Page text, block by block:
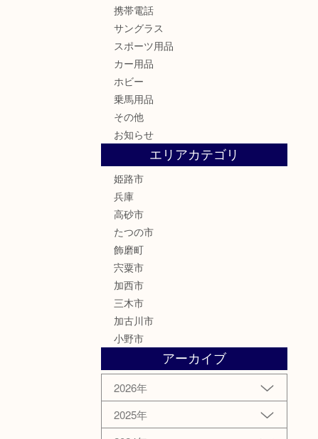
携帯電話
サングラス
スポーツ用品
カー用品
ホビー
乗馬用品
その他
お知らせ
エリアカテゴリ
姫路市
兵庫
高砂市
たつの市
飾磨町
宍粟市
加西市
三木市
加古川市
小野市
アーカイブ
2026年
2025年